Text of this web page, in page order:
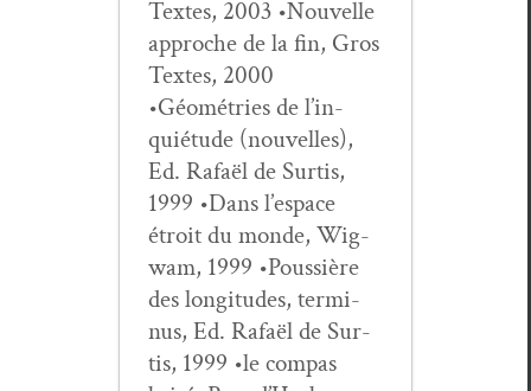
Textes, 2003 •Nou­velle
approche de la fin, Gros
Textes, 2000
•Géométries de l’in­
quié­tude (nou­velles),
Ed. Rafaël de Sur­tis,
1999 •Dans l’e­space
étroit du monde, Wig­
wam, 1999 •Pous­sière
des lon­gi­tudes, ter­mi­
nus, Ed. Rafaël de Sur­
tis, 1999 •le com­pas